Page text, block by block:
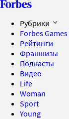
Рубрики
Forbes Games
Рейтинги
Франшизы
Подкасты
Видео
Life
Woman
Sport
Young